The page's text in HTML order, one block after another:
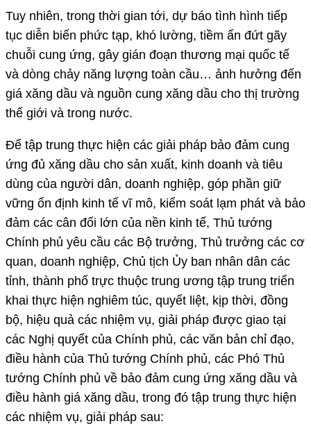
Tuy nhiên, trong thời gian tới, dự báo tình hình tiếp
tục diễn biến phức tạp, khó lường, tiềm ẩn đứt gãy
chuỗi cung ứng, gây gián đoạn thương mại quốc tế
và dòng chảy năng lượng toàn cầu… ảnh hưởng đến
giá xăng dầu và nguồn cung xăng dầu cho thị trường
thế giới và trong nước.
Để tập trung thực hiện các giải pháp bảo đảm cung
ứng đủ xăng dầu cho sản xuất, kinh doanh và tiêu
dùng của người dân, doanh nghiệp, góp phần giữ
vững ổn định kinh tế vĩ mô, kiểm soát lạm phát và bảo
đảm các cân đối lớn của nền kinh tế, Thủ tướng
Chính phủ yêu cầu các Bộ trưởng, Thủ trưởng các cơ
quan, doanh nghiệp, Chủ tịch Ủy ban nhân dân các
tỉnh, thành phố trực thuộc trung ương tập trung triển
khai thực hiện nghiêm túc, quyết liệt, kịp thời, đồng
bộ, hiệu quả các nhiệm vụ, giải pháp được giao tại
các Nghị quyết của Chính phủ, các văn bản chỉ đạo,
điều hành của Thủ tướng Chính phủ, các Phó Thủ
tướng Chính phủ về bảo đảm cung ứng xăng dầu và
điều hành giá xăng dầu, trong đó tập trung thực hiện
các nhiệm vụ, giải pháp sau: